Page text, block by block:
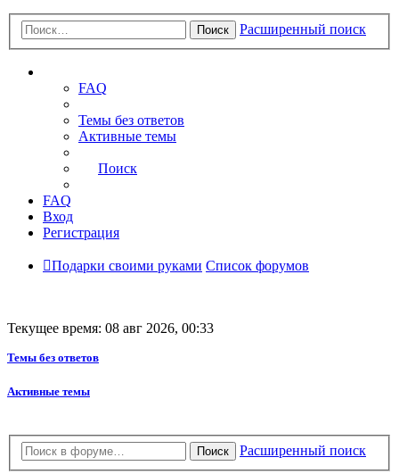
Поиск Расширенный поиск
FAQ
Темы без ответов
Активные темы
Поиск
FAQ
Вход
Регистрация
Подарки своими руками Список форумов
Текущее время: 08 авг 2026, 00:33
Темы без ответов
Активные темы
Поиск Расширенный поиск